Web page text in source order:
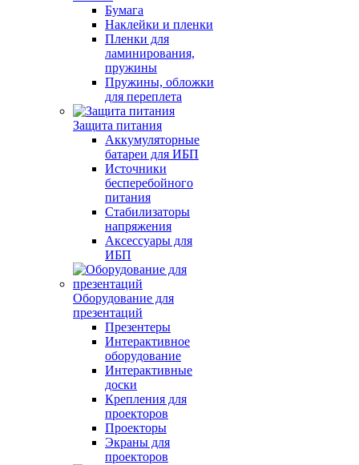
Бумага
Наклейки и пленки
Пленки для
ламинирования,
пружины
Пружины, обложки
для переплета
Защита питания
Аккумуляторные
батареи для ИБП
Источники
бесперебойного
питания
Стабилизаторы
напряжения
Аксессуары для
ИБП
Оборудование для
презентаций
Презентеры
Интерактивное
оборудование
Интерактивные
доски
Крепления для
проекторов
Проекторы
Экраны для
проекторов